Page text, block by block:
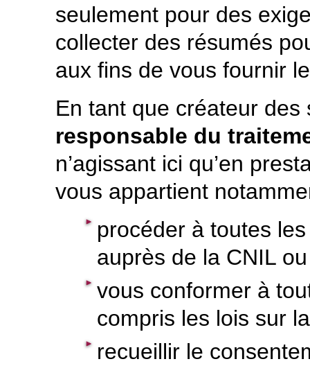
seulement pour des
collecter des résumés
aux fins de vous fournir
En tant que créateur
responsable du
n’agissant ici qu’en
vous appartient
procéder à toutes
auprès de la CNIL
vous conformer à
compris les lois sur
recueillir le